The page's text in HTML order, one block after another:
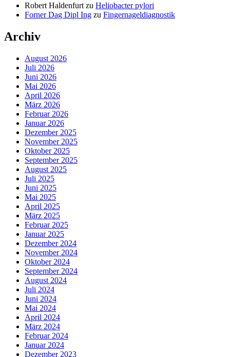
Robert Haldenfurt zu Heliobacter pylori
Forner Dag Dipl Ing zu Fingernageldiagnostik
Archiv
August 2026
Juli 2026
Juni 2026
Mai 2026
April 2026
März 2026
Februar 2026
Januar 2026
Dezember 2025
November 2025
Oktober 2025
September 2025
August 2025
Juli 2025
Juni 2025
Mai 2025
April 2025
März 2025
Februar 2025
Januar 2025
Dezember 2024
November 2024
Oktober 2024
September 2024
August 2024
Juli 2024
Juni 2024
Mai 2024
April 2024
März 2024
Februar 2024
Januar 2024
Dezember 2023